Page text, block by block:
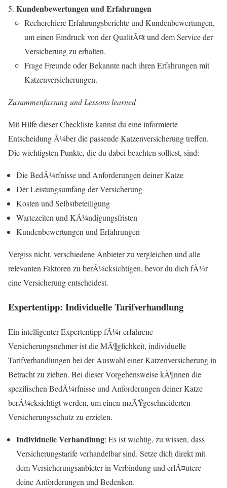
Kundenbewertungen und Erfahrungen
Recherchiere Erfahrungsberichte und Kundenbewertungen,
um einen Eindruck von der QualitÃ¤t und dem Service der
Versicherung zu erhalten.
Frage Freunde oder Bekannte nach ihren Erfahrungen mit
Katzenversicherungen.
Zusammenfassung und Lessons learned
Mit Hilfe dieser Checkliste kannst du eine informierte
Entscheidung Ã¼ber die passende Katzenversicherung treffen.
Die wichtigsten Punkte, die du dabei beachten solltest, sind:
Die BedÃ¼rfnisse und Anforderungen deiner Katze
Der Leistungsumfang der Versicherung
Kosten und Selbstbeteiligung
Wartezeiten und KÃ¼ndigungsfristen
Kundenbewertungen und Erfahrungen
Vergiss nicht, verschiedene Anbieter zu vergleichen und alle
relevanten Faktoren zu berÃ¼cksichtigen, bevor du dich fÃ¼r
eine Versicherung entscheidest.
Expertentipp: Individuelle Tarifverhandlung
Ein intelligenter Expertentipp fÃ¼r erfahrene
Versicherungsnehmer ist die MÃ¶glichkeit, individuelle
Tarifverhandlungen bei der Auswahl einer Katzenversicherung in
Betracht zu ziehen. Bei dieser Vorgehensweise kÃ¶nnen die
spezifischen BedÃ¼rfnisse und Anforderungen deiner Katze
berÃ¼cksichtigt werden, um einen maÃŸgeschneiderten
Versicherungsschutz zu erzielen.
Individuelle Verhandlung: Es ist wichtig, zu wissen, dass
Versicherungstarife verhandelbar sind. Setze dich direkt mit
dem Versicherungsanbieter in Verbindung und erlÃ¤utere
deine Anforderungen und Bedenken.